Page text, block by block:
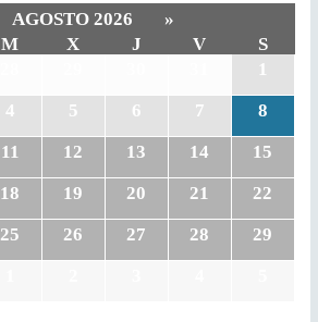
AGOSTO 2026
»
M X J V
S
1
4 5 6 7
8
11 12 13 14
15
18 19 20 21
22
25 26 27 28
29